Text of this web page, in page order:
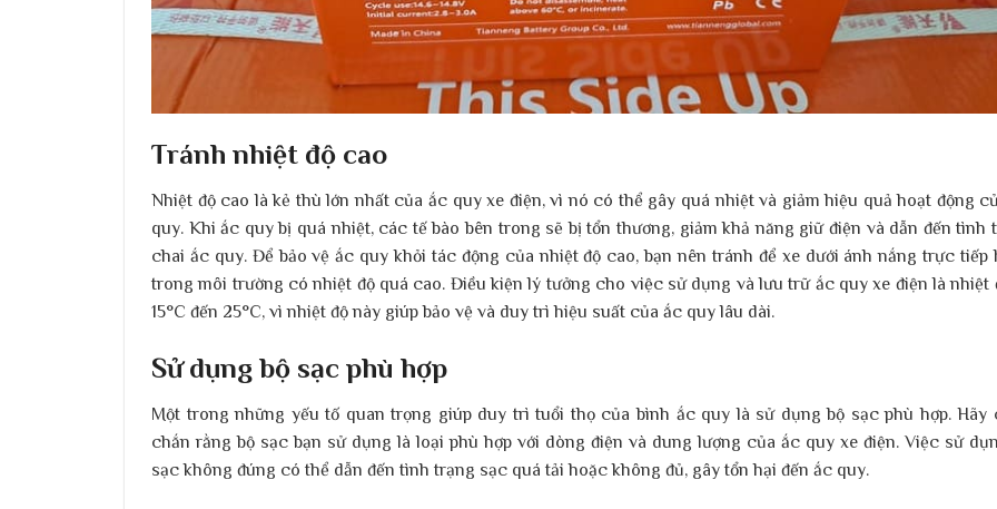
Tránh nhiệt độ cao
Nhiệt độ cao là kẻ thù lớn nhất của ắc quy xe điện, vì nó có thể gây quá nhiệt và giảm hiệu quả hoạt động
quy. Khi ắc quy bị quá nhiệt, các tế bào bên trong sẽ bị tổn thương, giảm khả năng giữ điện và dẫn đến tình
chai ắc quy. Để bảo vệ ắc quy khỏi tác động của nhiệt độ cao, bạn nên tránh để xe dưới ánh nắng trực tiếp
trong môi trường có nhiệt độ quá cao. Điều kiện lý tưởng cho việc sử dụng và lưu trữ ắc quy xe điện là nhiệt
15°C đến 25°C, vì nhiệt độ này giúp bảo vệ và duy trì hiệu suất của ắc quy lâu dài.
Sử dụng bộ sạc phù hợp
Một trong những yếu tố quan trọng giúp duy trì tuổi thọ của bình ắc quy là sử dụng bộ sạc phù hợp. Hãy
chắn rằng bộ sạc bạn sử dụng là loại phù hợp với dòng điện và dung lượng của ắc quy xe điện. Việc sử
sạc không đúng có thể dẫn đến tình trạng sạc quá tải hoặc không đủ, gây tổn hại đến ắc quy.